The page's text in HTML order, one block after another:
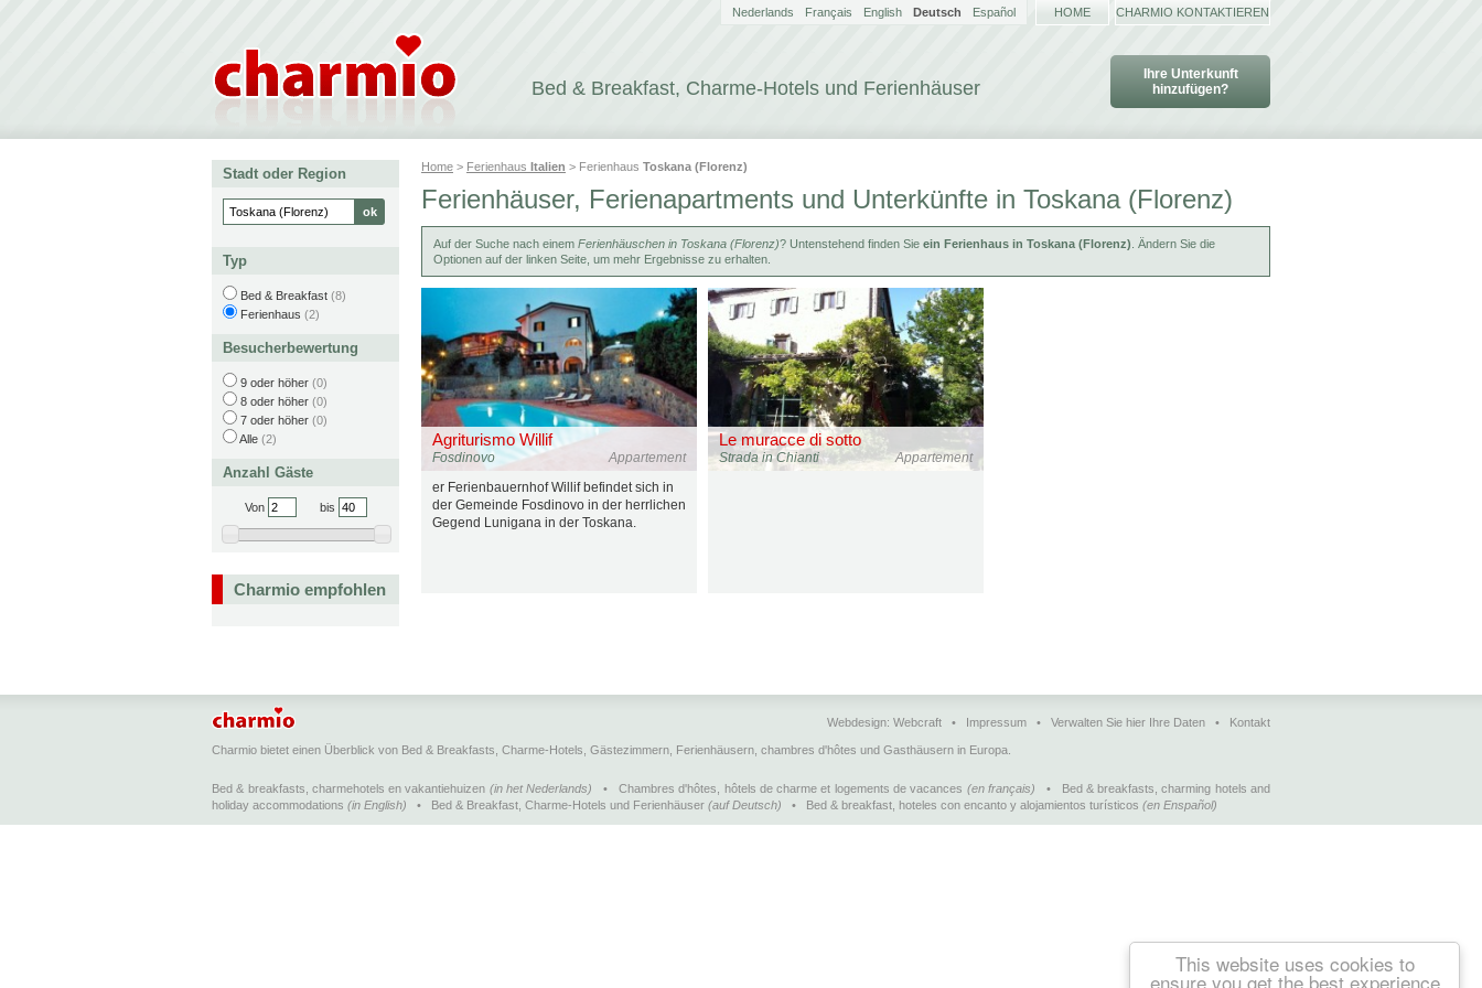
This website uses cookies to
ensure you get the best experience
Bed & Breakfast, Charme-Hotels und Ferienhäuser
Ihre Unterkunft
hinzufügen?
Nederlands Français English Deutsch Español HOME CHARMIO KONTAKTIEREN
Home > Ferienhaus Italien > Ferienhaus Toskana (Florenz)
Ferienhäuser, Ferienapartments und Unterkünfte in Toskana (Florenz)
Auf der Suche nach einem Ferienhäuschen in Toskana (Florenz)? Untenstehend finden Sie ein Ferienhaus in Toskana (Florenz) . Ändern Sie die
Optionen auf der linken Seite, um mehr Ergebnisse zu erhalten.
Agriturismo Willif
Appartement
Fosdinovo
er Ferienbauernhof Willif befindet sich in
der Gemeinde Fosdinovo in der herrlichen
Gegend Lunigana in der Toskana.
Le muracce di sotto
Appartement
Strada in Chianti
Stadt oder Region
Typ
Bed & Breakfast (8)
Ferienhaus (2)
Besucherbewertung
9 oder höher (0)
8 oder höher (0)
7 oder höher (0)
Alle (2)
Anzahl Gäste
Von bis
Charmio empfohlen
Webdesign: Webcraft • Impressum • Verwalten Sie hier Ihre Daten • Kontakt
Charmio bietet einen Überblick von Bed & Breakfasts, Charme-Hotels, Gästezimmern, Ferienhäusern, chambres d'hôtes und Gasthäusern in Europa.
Bed & breakfasts, charmehotels en vakantiehuizen (in het Nederlands) •Chambres d'hôtes, hôtels de charme et logements de vacances (en français) •
Bed & breakfasts, charming hotels and
holiday accommodations (in English) • Bed & Breakfast, Charme-Hotels und Ferienhäuser (auf Deutsch) • Bed & breakfast, hoteles con encanto y alojamientos turísticos (en Enspañol)